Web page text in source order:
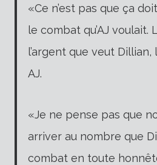
«Ce n’est pas que ça
le combat qu’AJ
l’argent que veut Dillian,
AJ.
«Je ne pense pas que
arriver au nombre que
combat en toute